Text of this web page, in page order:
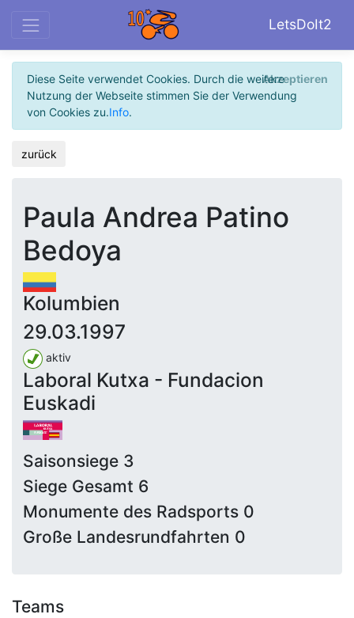
LetsDoIt2
Diese Seite verwendet Cookies. Durch die weitere
Nutzung der Webseite stimmen Sie der Verwendung
von Cookies zu.Info.
Akzeptieren
zurück
Paula Andrea Patino
Bedoya
Kolumbien
29.03.1997
aktiv
Laboral Kutxa - Fundacion
Euskadi
Saisonsiege 3
Siege Gesamt 6
Monumente des Radsports 0
Große Landesrundfahrten 0
Teams